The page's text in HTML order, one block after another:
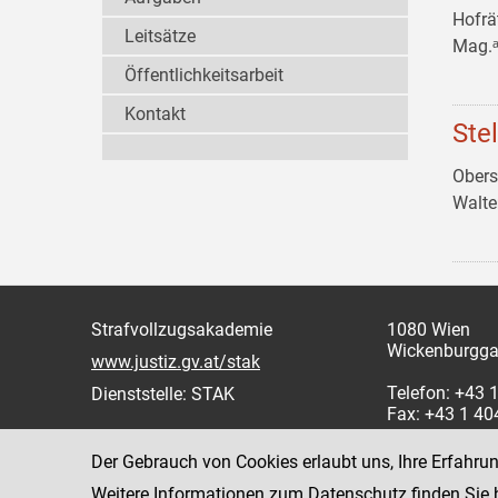
Leitsätze
Öffentlichkeitsarbeit
Kontakt
Strafvollzugsakademie
www.justiz.gv.at/stak
Dienststelle: STAK
1080 Wien
Telefon: +43
Fax: +43 1
Der Gebrauch von Cookies erlaubt uns, Ihre